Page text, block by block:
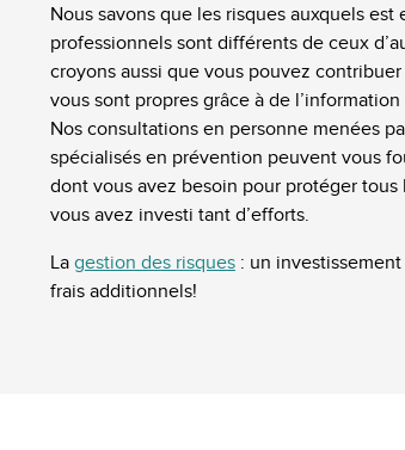
Nous savons que les risques auxquels
professionnels sont différents de ceux
croyons aussi que vous pouvez
vous sont propres grâce à de
Nos consultations en personne menées
spécialisés en prévention peuvent vous
dont vous avez besoin pour protéger
vous avez investi tant d’efforts.
La gestion des risques : un
frais additionnels!